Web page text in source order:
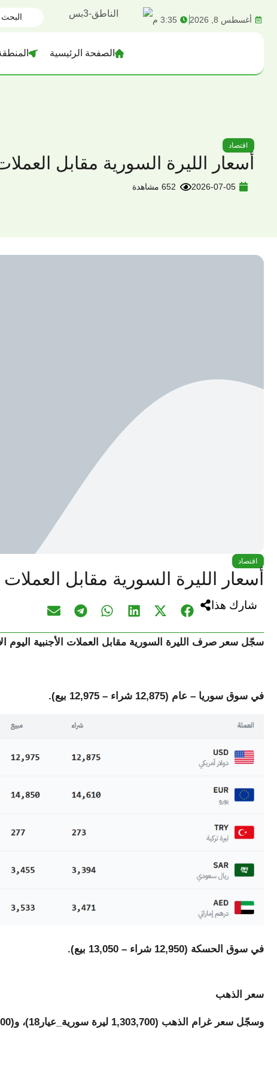
أغسطس 8, 2026 3:35 م
الصفحة الرئيسية
اقتصاد
أسعار الليرة السورية مقابل العملات
2026-07-05 652 مشاهدة
اقتصاد
أسعار الليرة السورية مقابل العملات
شارك هذا
سجّل سعر صرف الليرة السورية مقابل العملات الأجنبية اليوم
في سوق سوريا – عام (12,875 شراء – 12,975 بيع).
في سوق الحسكة (12,950 شراء – 13,050 بيع).
سعر الذهب
وسجّل سعر غرام الذهب (1,303,700 ليرة سورية_عيار18)، و(1,520,900 ليرة سورية_عيار21)